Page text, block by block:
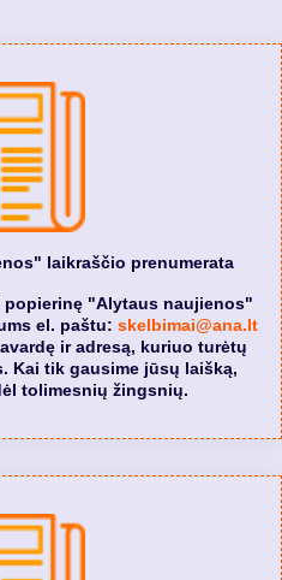
laikraščio prenumerata
popierinę "Alytaus naujienos"
el. paštu: skelbimai@ana.lt
ir adresą, kuriuo turėtų
Kai tik gausime jūsų laišką,
tolimesnių žingsnių.